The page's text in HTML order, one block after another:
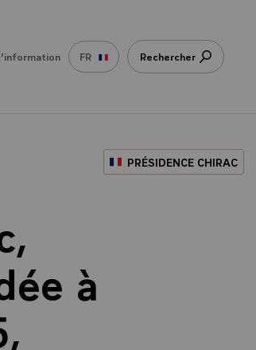
FR Rechercher
PRÉSIDENCE CHIRAC
à